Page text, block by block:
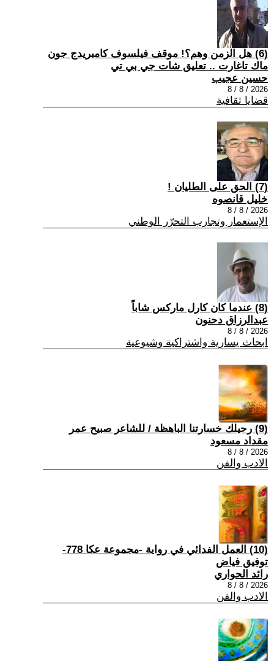
(6) هل الزمن وهم؟! موقف فيلسوف كامبريدج جون
ماك تاغارت .. تعليق شات جي بي تي
حسين عجيب
2026 / 8 / 8
قضايا ثقافية
(7) الحق على الطليان !
خليل قانصوه
2026 / 8 / 8
الإستعمار وتجارب التحرّر الوطني
(8) عندما كان كارل ماركس شاباً
عبدالرزاق دحنون
2026 / 8 / 8
ابحاث يسارية واشتراكية وشيوعية
(9) رحيلك خسارتنا الباهظة / للشاعر صبيح عمر
مقداد مسعود
2026 / 8 / 8
الادب والفن
(10) العمل الفدائي في رواية -مجموعة عكا 778-
توفيق فياض
رائد الحواري
2026 / 8 / 8
الادب والفن